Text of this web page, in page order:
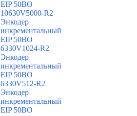
EIP 50BO
10630V5000-R2
Энкодер
инкрементальный
EIP 50BO
6330V1024-R2
Энкодер
инкрементальный
EIP 50BO
6330V512-R2
Энкодер
инкрементальный
EIP 50BO